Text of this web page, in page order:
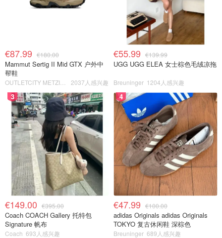
€87.99 €180.00
Mammut Sertig II Mid GTX 户外中
帮鞋
2037人感兴趣
€55.99 €139.99
UGG UGG ELEA 女士棕色毛绒凉拖
Breuninger 1204人感兴趣
3
€149.00 €395.00
Coach COACH Gallery 托特包
Signature 帆布
Coach 693人感兴趣
4
€47.99 €100.00
adidas Originals adidas Originals
TOKYO 复古休闲鞋 深棕色
Breuninger 689人感兴趣